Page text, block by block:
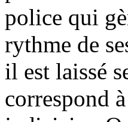
police qui
rythme de
il est laissé
correspond